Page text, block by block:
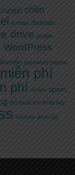
chặn
domain domain
drive google
WordPress
password paypal
phí
phí review spam
thủ thuật thủ thuật hay
Youtube đánh giá